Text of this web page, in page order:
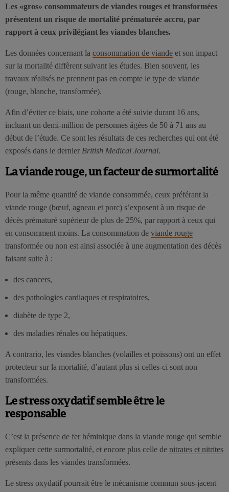
Les «gros» consommateurs de viandes rouges et transformées
présentent un risque de mortalité prématurée accru, par
rapport à ceux privilégiant les viandes blanches.
Les données concernant la consommation de viande et son impact
sur la mortalité diffèrent suivant les études. Bien souvent, les
travaux réalisés ne prennent pas en compte le type de viande
(rouge, blanche, transformée).
Afin d’éviter ce biais, une cohorte a été suivie durant 16 ans,
incluant un demi-million de personnes âgées de 50 à 71 ans au
début de l’étude. Ce sont les résultats de ces recherches qui ont été
exposés dans le dernier British Medical Journal.
La viande rouge, un facteur de surmortalité
Pour la même quantité de viande consommée, ceux préférant la
viande rouge (bœuf, agneau et porc) s’exposent à un risque de
décès prématuré supérieur de plus de 25%, par rapport à ceux qui
en consomment moins. La consommation de viande rouge
transformée ou non est ainsi associée à une augmentation des décès
faisant suite à :
des cancers,
des pathologies cardiaques et respiratoires,
diabète de type 2,
des maladies rénales ou hépatiques.
A contrario, les viandes blanches (volailles et poissons) ont un effet
protecteur sur la mortalité, d’autant plus si celles-ci sont non
transformées.
Le stress oxydatif semble être le
responsable
C’est la présence de fer héminique dans la viande rouge qui semble
expliquer cette surmortalité, et encore plus celle de nitrates et nitrites
présents dans les viandes transformées.
Le stress oxydatif pourrait être le mécanisme commun sous-jacent